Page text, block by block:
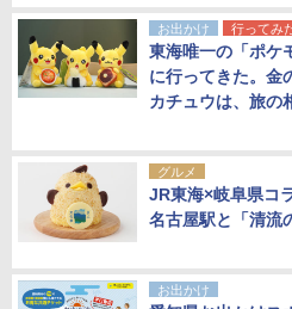
お出かけ 行ってみ
東海唯一の「ポケ
に行ってきた。金
カチュウは、旅の
グルメ
JR東海×岐阜県コ
名古屋駅と「清流
お出かけ